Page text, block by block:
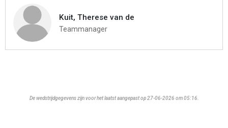
Kuit, Therese van de
Teammanager
De wedstrijdgegevens zijn voor het laatst aangepast op 27-06-2026 om 05:16.